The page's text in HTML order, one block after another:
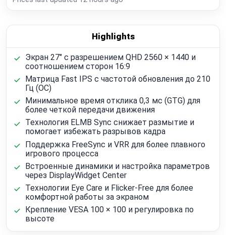
Highlights
Экран 27" с разрешением QHD 2560 × 1440 и
соотношением сторон 16:9
Матрица Fast IPS с частотой обновления до 210
Гц (OC)
Минимальное время отклика 0,3 мс (GTG) для
более четкой передачи движения
Технология ELMB Sync снижает размытие и
помогает избежать разрывов кадра
Поддержка FreeSync и VRR для более плавного
игрового процесса
Встроенные динамики и настройка параметров
через DisplayWidget Center
Технологии Eye Care и Flicker-Free для более
комфортной работы за экраном
Крепление VESA 100 × 100 и регулировка по
высоте